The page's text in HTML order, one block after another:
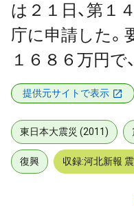
は２１日、第１
庁に申請した。
１６８６万円で
提供元サイトで表示
東日本大震災 (2011)
復興 収録:河北新報